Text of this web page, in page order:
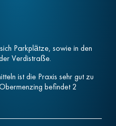
Parkplätze, sowie in den
Verdistraße.
ist die Praxis sehr gut zu
befindet 2